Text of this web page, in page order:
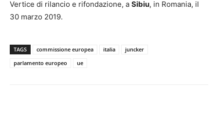
Vertice di rilancio e rifondazione, a Sibiu, in Romania, il
30 marzo 2019.
TAGS commissione europea italia
juncker
parlamento europeo
ue